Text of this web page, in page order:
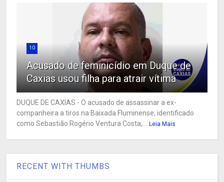
10
Acusado de feminicídio em Duque de
Caxias usou filha para atrair vítima
DUQUE DE CAXIAS - O acusado de assassinar a ex-
companheira a tiros na Baixada Fluminense, identificado
como Sebastião Rogério Ventura Costa,...
Leia Mais
RECENT WITH THUMBS